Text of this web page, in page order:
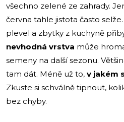
všechno zelené ze zahrady.
června tahle jistota často
plevel a zbytky z kuchyně
nevhodná vrstva může
semeny na další sezonu.
tam dát. Méně už to, v jakém
Zkuste si schválně tipnout,
bez chyby.